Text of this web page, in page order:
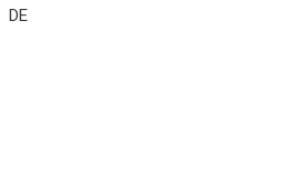
DE